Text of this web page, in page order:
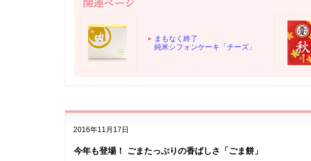
まもなく終了
純米シフォンケーキ「チーズ」
2016年11月17日
今年も登場！ ごまたっぷりの香ばしさ「ごま餅」